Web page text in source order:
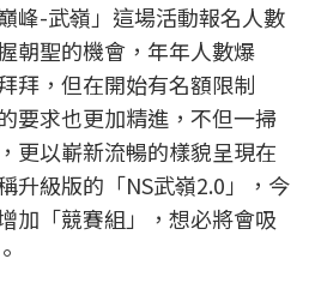
峰-武嶺」這場活動報名人數
朝聖的機會，年年人數爆
拜，但在開始有名額限制
要求也更加精進，不但一掃
更以嶄新流暢的樣貌呈現在
升級版的「NS武嶺2.0」，今
加「競賽組」，想必將會吸